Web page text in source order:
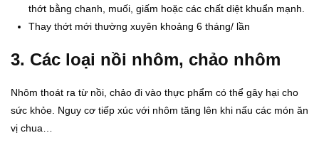
thớt bằng chanh, muối, giấm hoặc các chất diệt khuẩn mạnh.
Thay thớt mới thường xuyên khoảng 6 tháng/ lần
3. Các loại nồi nhôm, chảo nhôm
Nhôm thoát ra từ nồi, chảo đi vào thực phẩm có thể gây hại cho
sức khỏe. Nguy cơ tiếp xúc với nhôm tăng lên khi nấu các món ăn
vị chua…